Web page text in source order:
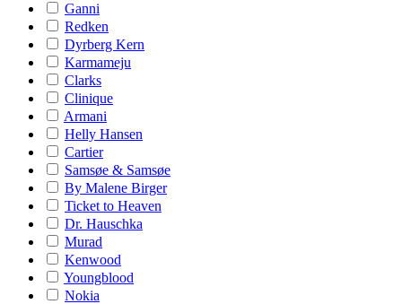
Ganni
Redken
Dyrberg Kern
Karmameju
Clarks
Clinique
Armani
Helly Hansen
Cartier
Samsøe & Samsøe
By Malene Birger
Ticket to Heaven
Dr. Hauschka
Murad
Kenwood
Youngblood
Nokia